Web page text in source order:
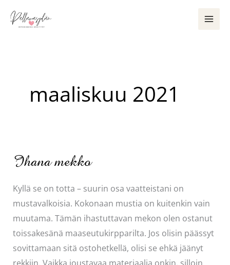
sisältöön
maaliskuu 2021
Ihana mekko
Kyllä se on totta – suurin osa vaatteistani on
mustavalkoisia. Kokonaan mustia on kuitenkin vain
muutama. Tämän ihastuttavan mekon olen ostanut
toissakesänä maaseutukirpparilta. Jos olisin päässyt
sovittamaan sitä ostohetkellä, olisi se ehkä jäänyt